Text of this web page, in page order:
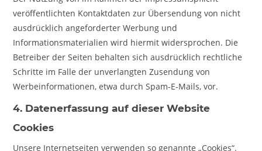
veröffentlichten Kontaktdaten zur Übersendung von nicht
ausdrücklich angeforderter Werbung und
Informationsmaterialien wird hiermit widersprochen. Die
Betreiber der Seiten behalten sich ausdrücklich rechtliche
Schritte im Falle der unverlangten Zusendung von
Werbeinformationen, etwa durch Spam-E-Mails, vor.
4. Datenerfassung auf dieser Website
Cookies
Unsere Internetseiten verwenden so genannte „Cookies“.